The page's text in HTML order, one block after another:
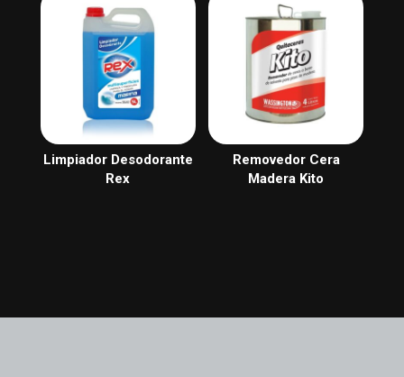
Limpiador Desodorante
Rex
Removedor Cera
Madera Kito